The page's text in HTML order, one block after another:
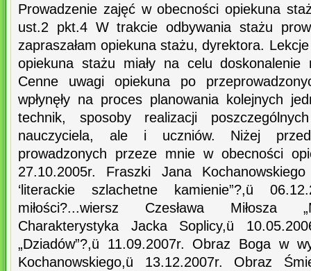
Prowadzenie zajęć w obecności opiekuna
ust.2 pkt.4 W trakcie odbywania stażu
zapraszałam opiekuna stażu, dyrektora.
opiekuna stażu miały na celu doskonalenie
Cenne uwagi opiekuna po
wpłynęły na proces planowania kolejnych
technik, sposoby realizacji
nauczyciela, ale i uczniów. Niżej
prowadzonych przeze mnie w obecności
27.10.2005r. Fraszki Jana
‘literackie szlachetne kamienie”?,ü
miłości?...wiersz Czesława Miłosza
Charakterystyka Jacka Soplicy,ü
„Dziadów”?,ü 11.09.2007r. Obraz Boga w
Kochanowskiego,ü 13.12.2007r. Obraz